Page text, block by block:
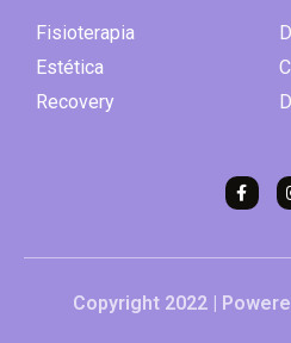
Fisioterapia
Estética
Recovery
Copyright 2022 |